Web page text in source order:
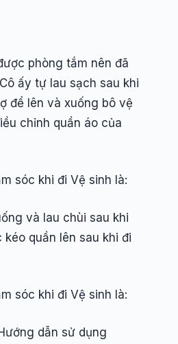
phòng tắm nên đã
ấy tự lau sạch sau khi
để lên và xuống bô vệ
chỉnh quần áo của
sóc khi đi Vệ sinh là:
và lau chùi sau khi
quần lên sau khi đi
sóc khi đi Vệ sinh là:
dẫn sử dụng